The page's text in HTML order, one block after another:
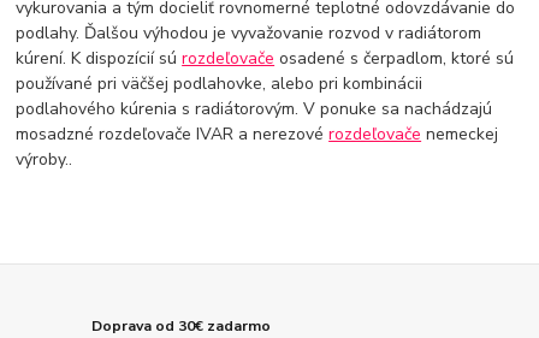
vykurovania a tým docieliť rovnomerné teplotné odovzdávanie do
podlahy. Ďalšou výhodou je vyvažovanie rozvod v radiátorom
kúrení. K dispozícií súrozdeľovače osadené s čerpadlom, ktoré sú
používané pri väčšej podlahovke, alebo pri kombinácii
podlahového kúrenia s radiátorovým. V ponuke sa nachádzajú
mosadzné rozdeľovače IVAR a nerezovérozdeľovače nemeckej
výroby..
Doprava od 30€ zadarmo